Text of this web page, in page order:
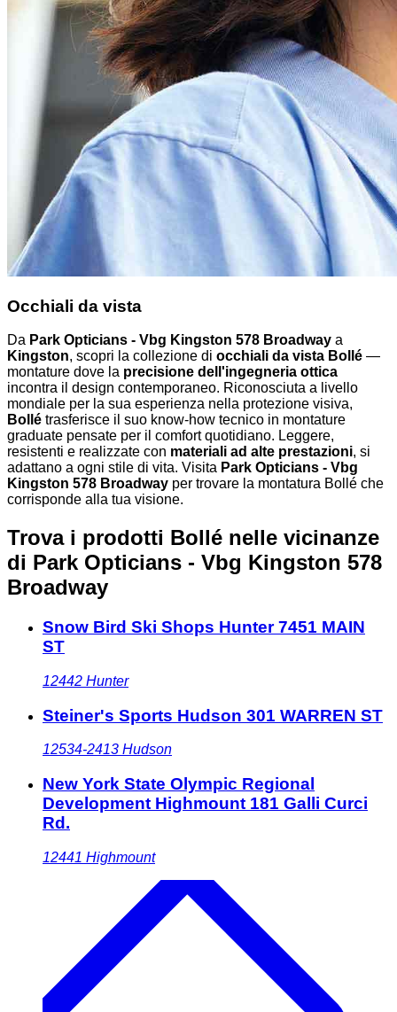
Occhiali da vista
Da Park Opticians - Vbg Kingston 578 Broadway a
Kingston, scopri la collezione di occhiali da vista Bollé —
montature dove la precisione dell'ingegneria ottica
incontra il design contemporaneo. Riconosciuta a livello
mondiale per la sua esperienza nella protezione visiva,
Bollé trasferisce il suo know-how tecnico in montature
graduate pensate per il comfort quotidiano. Leggere,
resistenti e realizzate con materiali ad alte prestazioni, si
adattano a ogni stile di vita. Visita Park Opticians - Vbg
Kingston 578 Broadway per trovare la montatura Bollé che
corrisponde alla tua visione.
Trova i prodotti Bollé nelle vicinanze
di Park Opticians - Vbg Kingston 578
Broadway
Snow Bird Ski Shops Hunter 7451 MAIN
ST
12442 Hunter
Steiner's Sports Hudson 301 WARREN ST
12534-2413 Hudson
New York State Olympic Regional
Development Highmount 181 Galli Curci
Rd.
12441 Highmount